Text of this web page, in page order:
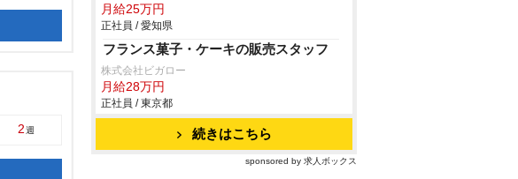
2週
月給25万円
正社員 / 愛知県
フランス菓子・ケーキの販売スタッフ
株式会社ビガロー
月給28万円
正社員 / 東京都
続きはこちら
sponsored by 求人ボックス